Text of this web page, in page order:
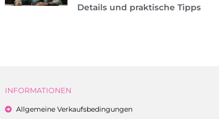
Details und praktische Tipps
INFORMATIONEN
Allgemeine Verkaufsbedingungen